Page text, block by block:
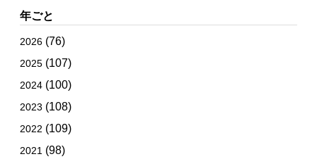
年ごと
2026 (76)
2025 (107)
2024 (100)
2023 (108)
2022 (109)
2021 (98)